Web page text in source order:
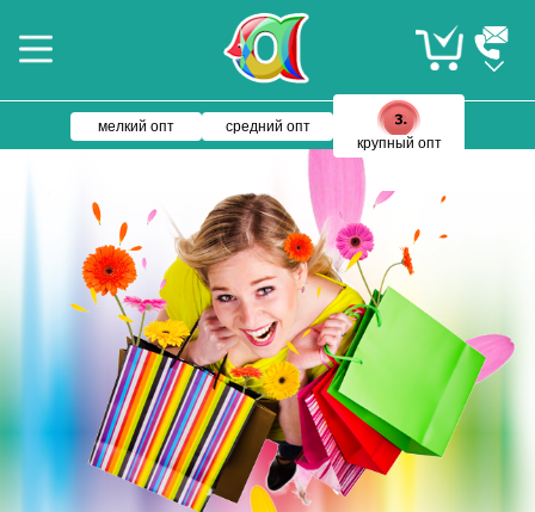
мелкий опт
средний опт
крупный опт